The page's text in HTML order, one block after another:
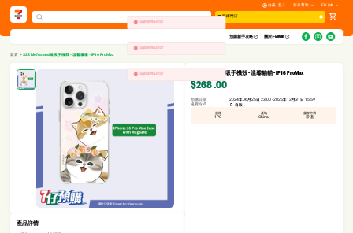
註冊 | 登入 客戶幫助 EN | 中
選擇門店
預購新手攻略​ 關於7-Eleven
首頁 >S28 Mofusand磁吸手機殼 - 溫馨貓貓 - IP16 ProMax
產品詳情
S28 Mofusand磁吸手機殼 - 溫馨貓貓 - IP16 ProMax
$268.00
預購日期
2024年06月25日 23:00 - 2025年12月31日 15:59
送貨方式
自取
規格
1PC
產地
China
儲存方式
常溫
System Error
System Error
System Error